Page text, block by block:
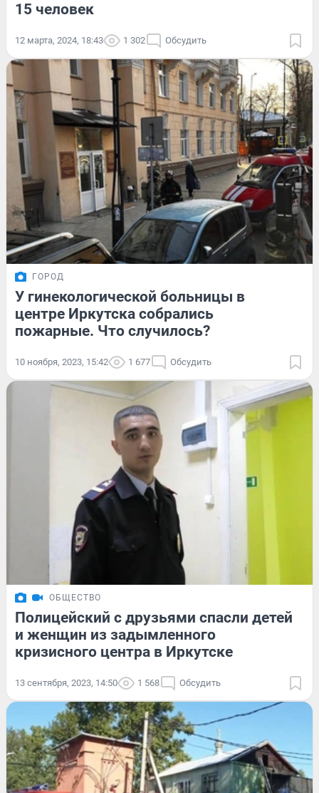
15 человек
12 марта, 2024, 18:43 1 302 Обсудить
ГОРОД
У гинекологической больницы в
центре Иркутска собрались
пожарные. Что случилось?
10 ноября, 2023, 15:42 1 677 Обсудить
ОБЩЕСТВО
Полицейский с друзьями спасли детей
и женщин из задымленного
кризисного центра в Иркутске
13 сентября, 2023, 14:50 1 568 Обсудить